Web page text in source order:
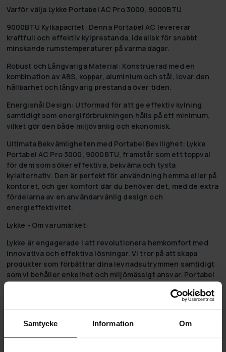
Samtycke Information Om
Varför välja Lykke Portabel AC Pro 3000, 9000BTU
9000BTU Kylkapacitet: Denna Portabel AC levererar
kraftfull och effektiv kylprestanda, idealisk för snabbt
minskande rumstemperaturer på varma dagar.
Robust och Långvariga Material: Konstruerad med en
kombination av ABS, koppar, aluminium och stål, lovar den
hållbarhet och långvarig prestanda över tiden.
Energisnål Design: Utformad för att ge effektiv kylning
samtidigt som energiförbrukningen hålls på ett minimum,
vilket gör den både miljövänlig och ekonomisk.
Ultimata Bekvämligheten med Portabel Bevilighet: Lykke
Portabel AC Pro 3000, 9000BTU, framstår som ett toppval
för dem som söker effektiva, bekväma och tysta
kylalternativ. Den är perfekt för användning hemma eller på
kontoret, och ger komfort där du behöver det, med de extra
fördelarna av en användarvänlig design och
energieffektivitet.
Lykke - Om varumärket:
Lykke är engagerade i att revolutionera hemkomfort med
innovativa och effektiva lösningar. Vi tror på att skapa
produkter som förbättrar dina levnadsutrymmen samtidigt
som vi behåller enkelhet och miljömässigt ansvar. Portabel
AC Pro 3000, 9000BTU, påkänslar vår engagemang för att
leverera överlägsen kvalitet, användarvänlig design och